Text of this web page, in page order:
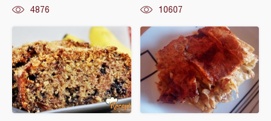
4876 10607